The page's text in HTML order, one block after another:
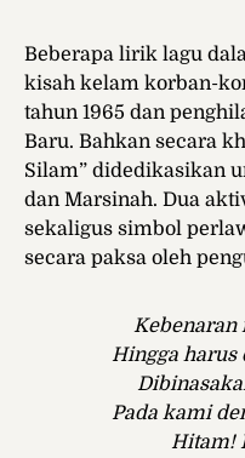
Beberapa lirik lagu
kisah kelam korban-
tahun 1965 dan
Baru. Bahkan secara
Silam” didedikasikan
dan Marsinah. Dua
sekaligus simbol
secara paksa oleh
Kebenaran
Hingga harus
Pada kami
Hitam!